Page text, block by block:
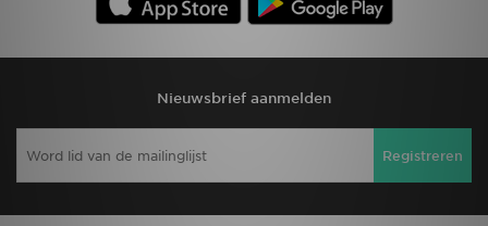
Nieuwsbrief aanmelden
Registreren